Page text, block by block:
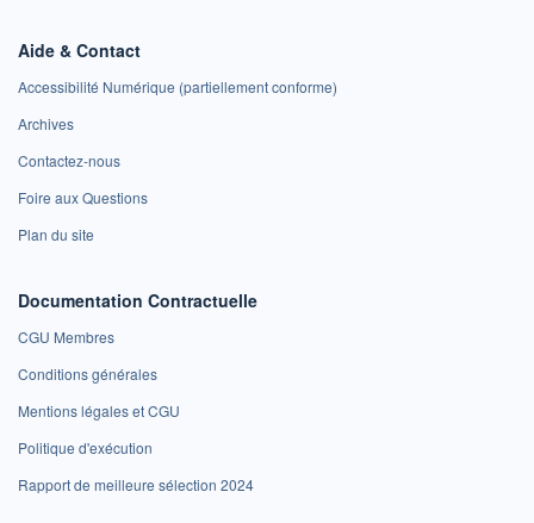
Aide & Contact
Accessibilité Numérique (partiellement conforme)
Archives
Contactez-nous
Foire aux Questions
Plan du site
Documentation Contractuelle
CGU Membres
Conditions générales
Mentions légales et CGU
Politique d'exécution
Rapport de meilleure sélection 2024